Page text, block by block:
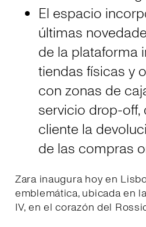
El espacio
últimas
de la plataforma
tiendas físicas y
con zonas de
servicio drop-off,
cliente la
de las compras
Zara inaugura hoy en
emblemática, ubicada en
IV, en el corazón del